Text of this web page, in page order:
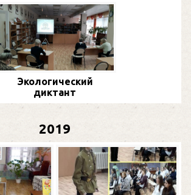
Экологический
диктант
2019